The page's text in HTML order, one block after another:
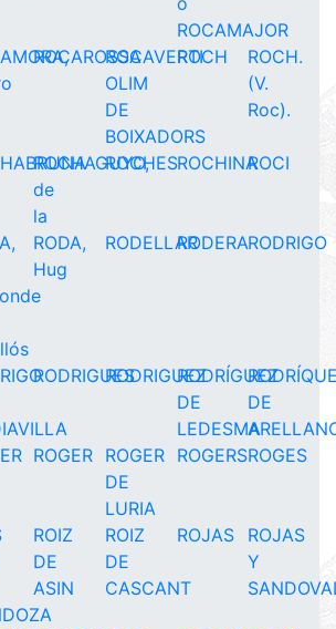
ROCAMAJOR
ROCAROSSAROCAVERTI
OLIM
DE
BOIXADORS
ROCH
ROCH.
(V.
Roc).
ROCHAGUYO,
de
la
ROCHESROCHINAROCI
RODA,
Hug
RODELLARRODERARODRIGO
RODRIGUESRODRIGUEZRODRÍGUEZ
DE
LEDESMA
DE
ROGER ROGER
DE
LURIA
ROGERSROGES
ROIZ
DE
ASIN
ROIZ
DE
CASCANT
ROJAS
ROJAS
Y